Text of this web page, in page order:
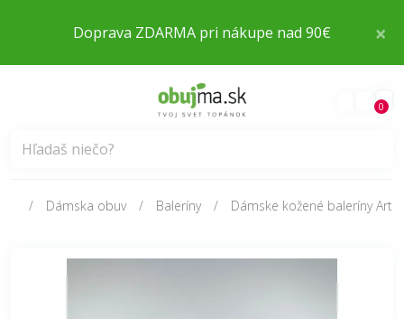
×
Doprava ZDARMA pri nákupe nad 90€
0
Dámska obuv Baleríny Dámske kožené baleríny